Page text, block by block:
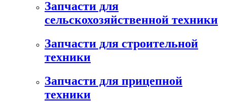
Запчасти для
сельскохозяйственной техники
Запчасти для строительной
техники
Запчасти для прицепной
техники